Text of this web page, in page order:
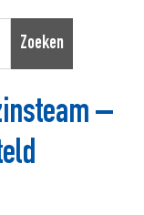
Zoeken
–